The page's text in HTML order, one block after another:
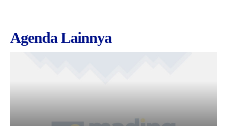
Agenda Lainnya